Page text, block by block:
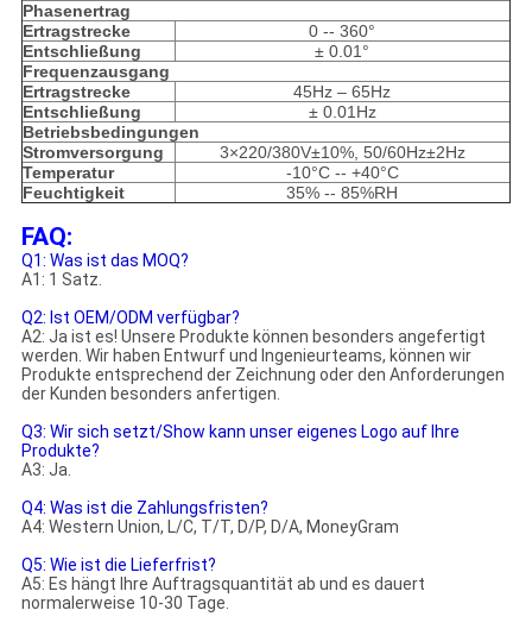
Phasenertrag
Ertragstrecke
0 -- 360°
Entschließung
± 0.01°
Frequenzausgang
Ertragstrecke
45Hz – 65Hz
Entschließung
± 0.01Hz
Betriebsbedingungen
Stromversorgung
3×220/380V±10%, 50/60Hz±2Hz
Temperatur
-10°C -- +40°C
Feuchtigkeit
35% -- 85%RH
FAQ:
Q1: Was ist das MOQ?
A1: 1 Satz.
Q2: Ist OEM/ODM verfügbar?
A2: Ja ist es! Unsere Produkte können besonders angefertigt
werden. Wir haben Entwurf und Ingenieurteams, können wir
Produkte entsprechend der Zeichnung oder den Anforderungen
der Kunden besonders anfertigen.
Q3: Wir sich setzt/Show kann unser eigenes Logo auf Ihre
Produkte?
A3: Ja.
Q4: Was ist die Zahlungsfristen?
A4: Western Union, L/C, T/T, D/P, D/A, MoneyGram
Q5: Wie ist die Lieferfrist?
A5: Es hängt Ihre Auftragsquantität ab und es dauert
normalerweise 10-30 Tage.